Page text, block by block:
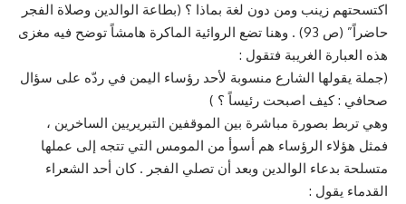
اكتسحتهم زينب ومن دون لغة بماذا ؟ (بطاعة الوالدين وصلاة الفجر
حاضراً” (ص 93) . وهنا تضع الروائية الماكرة هامشاً توضح فيه مغزى
هذه العبارة الغريبة فتقول :
(جملة يقولها الشارع منسوبة لأحد رؤساء اليمن في ردّه على سؤال
صحافي : كيف اصبحت رئيساً ؟ )
وهي تربط بصورة مباشرة بين الموقفين التبريريين الساخرين ،
فمثل هؤلاء الرؤساء هم أسوأ من المومس التي تتجه إلى عملها
متسلحة بدعاء الوالدين وبعد أن تصلي الفجر . كان أحد الشعراء
القدماء يقول :